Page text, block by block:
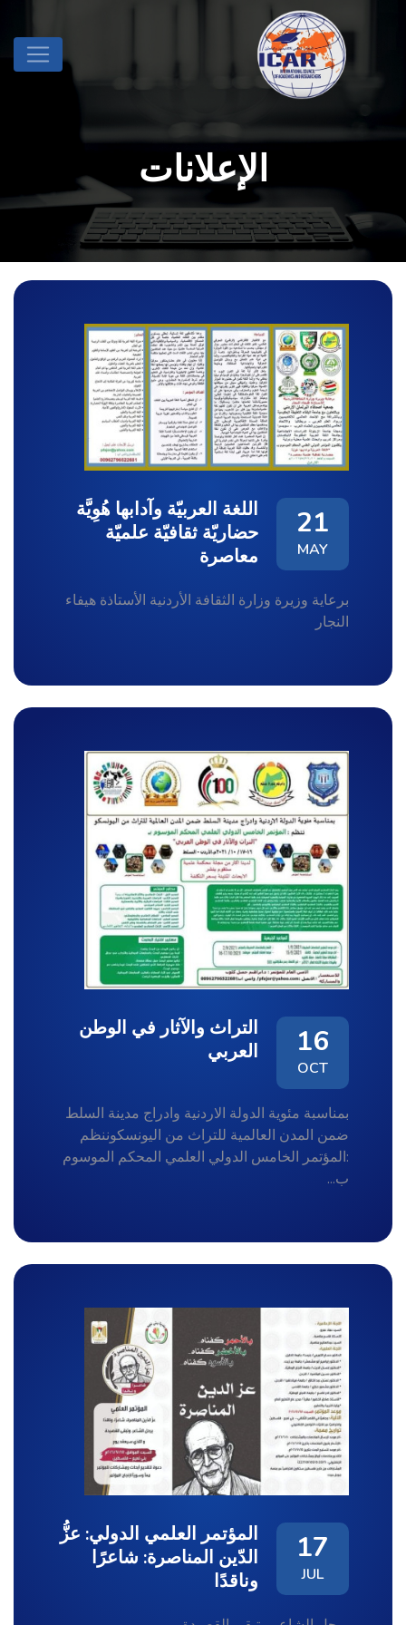
الإعلانات
21
MAY
اللغة العربيّة وآدابها هُوِيَّة
حضاريّة ثقافيّة علميّة
معاصرة
برعاية وزيرة وزارة الثقافة الأردنية الأستاذة هيفاء
النجار
16
OCT
التراث والآثار في الوطن
العربي
بمناسبة مئوية الدولة الاردنية وادراج مدينة السلط
ضمن المدن العالمية للتراث من اليونسكوننظم
:المؤتمر الخامس الدولي العلمي المحكم الموسوم
ب...
17
JUL
المؤتمر العلمي الدولي: عزُّ
الدّين المناصرة: شاعرًا
وناقدًا